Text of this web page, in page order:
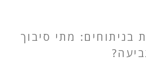
בניתוחים: מתי סיבוך